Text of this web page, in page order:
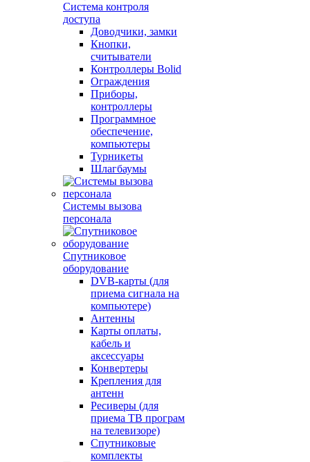
Система контроля
доступа
Доводчики, замки
Кнопки,
считыватели
Контроллеры Bolid
Ограждения
Приборы,
контроллеры
Программное
обеспечение,
компьютеры
Турникеты
Шлагбаумы
Системы вызова
персонала
Спутниковое
оборудование
DVB-карты (для
приема сигнала на
компьютере)
Антенны
Карты оплаты,
кабель и
аксессуары
Конвертеры
Крепления для
антенн
Ресиверы (для
приема ТВ програм
на телевизоре)
Спутниковые
комплекты